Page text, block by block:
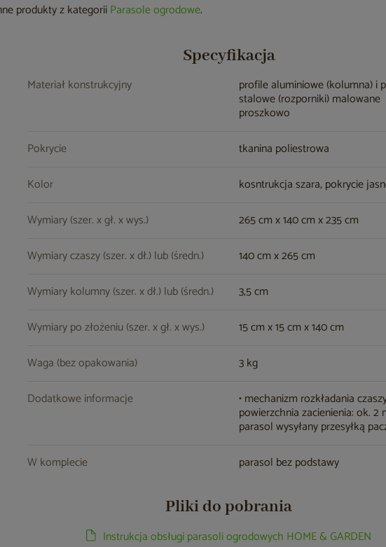
produkty z kategoriiParasole ogrodowe.
Specyfikacja
Materiał konstrukcyjny profile aluminiowe (kolumna) i
stalowe (rozporniki) malowane
proszkowo
Pokrycie
tkanina poliestrowa
Kolor
kosntrukcja szara, pokrycie
Wymiary (szer. x gł. x wys.)
265 cm x 140 cm x 235 cm
Wymiary czaszy (szer. x dł.) lub (średn.)
140 cm x 265 cm
Wymiary kolumny (szer. x dł.) lub (średn.)
3,5 cm
Wymiary po złożeniu (szer. x gł. x wys.)
15 cm x 15 cm x 140 cm
Waga (bez opakowania)
3 kg
Dodatkowe informacje
• mechanizm rozkładania
powierzchnia zacienienia: ok. 2
parasol wysyłany przesyłką
W komplecie
parasol bez podstawy
Pliki do pobrania
Instrukcja obsługi parasoli ogrodowych HOME & GARDEN